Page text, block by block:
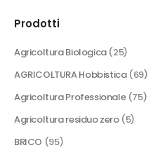
Prodotti
Agricoltura Biologica (25)
AGRICOLTURA Hobbistica (69)
Agricoltura Professionale (75)
Agricoltura residuo zero (5)
BRICO (95)